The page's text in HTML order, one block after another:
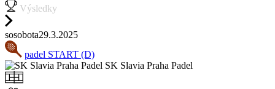
Výsledky
sosobota29.3.2025
padel START (D)
SK Slavia Praha Padel